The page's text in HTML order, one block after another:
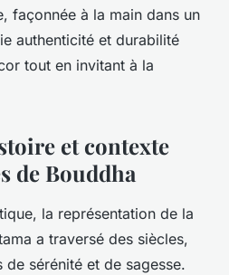
de lecture
façonnée à la main dans un
authenticité et durabilité
tout en invitant à la
et contexte
de Bouddha
la représentation de la
a traversé des siècles,
sérénité et de sagesse.